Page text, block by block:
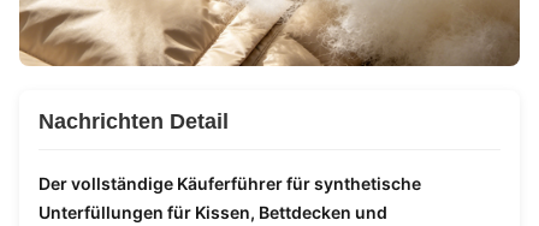
Nachrichten Detail
Der vollständige Käuferführer für synthetische
Unterfüllungen für Kissen, Bettdecken und